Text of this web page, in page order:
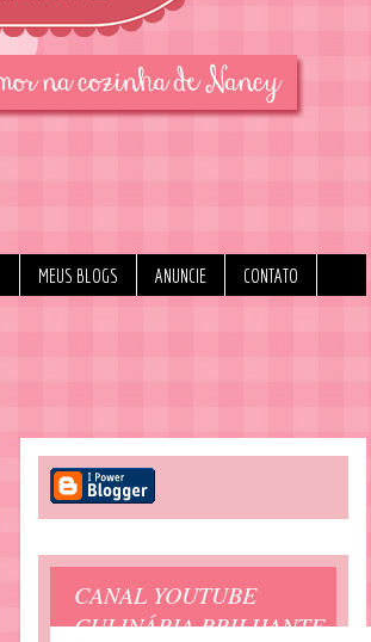
MEUS BLOGS ANUNCIE CONTATO
CANAL YOUTUBE
CULINÁRIA BRILHANTE